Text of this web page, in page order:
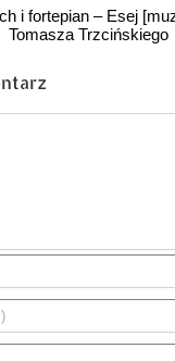
ANDRZEJ